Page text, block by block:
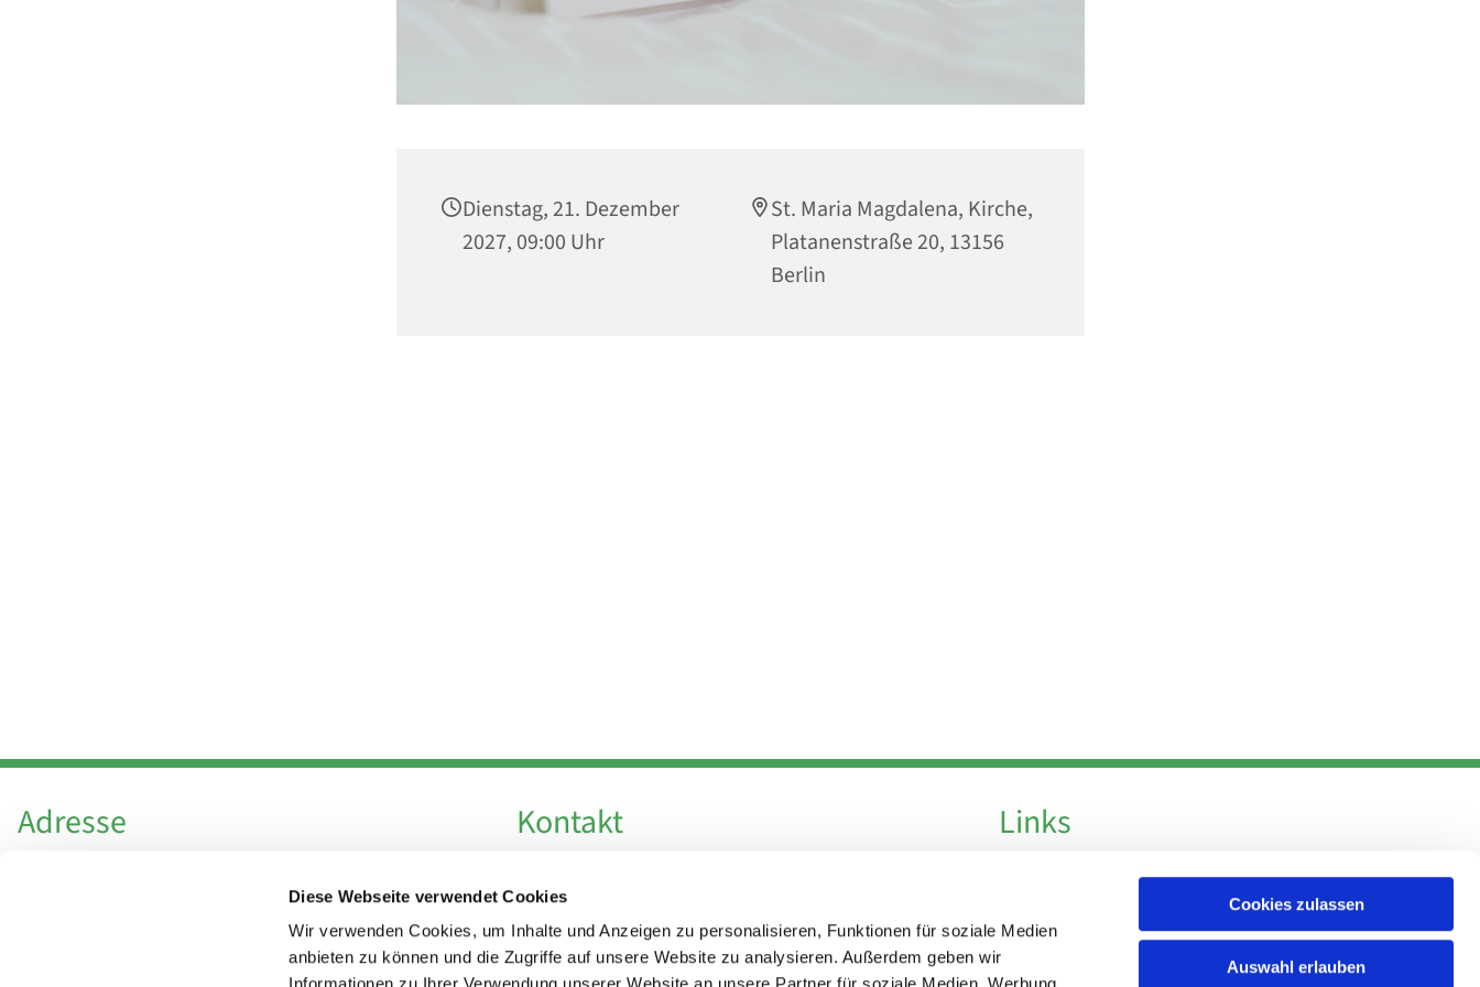
Diese Webseite verwendet Cookies
Wir verwenden Cookies, um Inhalte und Anzeigen zu personalisieren, Funktionen für soziale Medien
anbieten zu können und die Zugriffe auf unsere Website zu analysieren. Außerdem geben wir
Cookies zulassen
Auswahl erlauben
Dienstag, 21. Dezember
2027, 09:00 Uhr
St. Maria Magdalena, Kirche,
Platanenstraße 20, 13156
Berlin
Adresse
Hl. Theresa von Avila Berlin Nordost
Leitender Pfarrer - Norbert Pomplun
Kontakt
Fax +49 30 924 54 18
E-Mailinfo@theresa-von-avila-berlin.de
Links
Impressum